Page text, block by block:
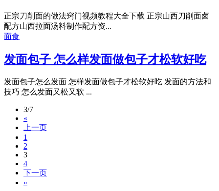
正宗刀削面的做法窍门视频教程大全下载 正宗山西刀削面卤
配方山西拉面汤料制作配方资...
面食
发面包子 怎么样发面做包子才松软好吃
发面包子怎么发面 怎样发面做包子才松软好吃 发面的方法和
技巧 怎么发面又松又软 ...
3/7
«
上一页
1
2
3
4
下一页
»